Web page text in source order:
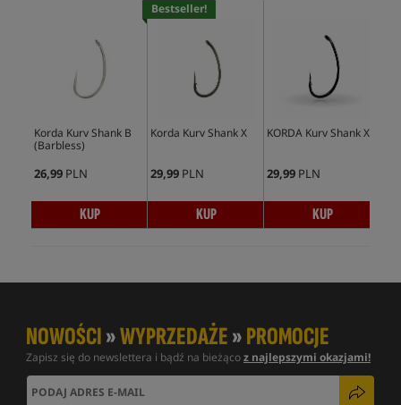
Korda Kurv Shank B
(Barbless)
26,99 PLN
KUP
Bestseller!
Korda Kurv Shank X
29,99 PLN
KUP
KORDA Kurv Shank XX
29,99 PLN
KUP
NOWOŚCI»WYPRZEDAŻE»PROMOCJE
Zapisz się do newslettera i bądź na bieżącoz najlepszymi okazjami!